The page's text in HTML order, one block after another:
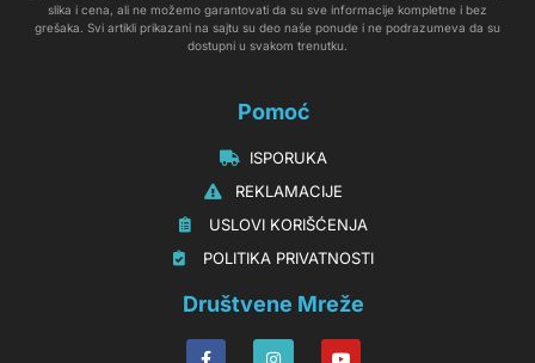
slika i cena, ali ne možemo garantovati da su sve informacije kompletne i bez
grešaka. Svi artikli prikazani na sajtu su deo naše ponude i ne podrazumeva da su
dostupni u svakom trenutku.
Pomoć
‏‏‎‏‏‎ ‎ISPORUKA
‏‏‏‏‎ ‎‎‎‎‎‎REKLAMACIJE‎‎‎
‏‏‎‏‏‎ ‎‎USLOVI KORIŠĆENJA
‏‏‏‎ ‎‎POLITIKA PRIVATNOSTI
Društvene Mreže